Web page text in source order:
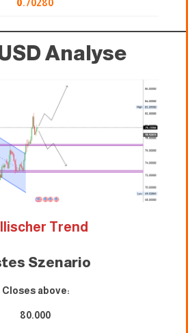
0.70280
Analyse
Trend
Szenario
Closes above:
80.000